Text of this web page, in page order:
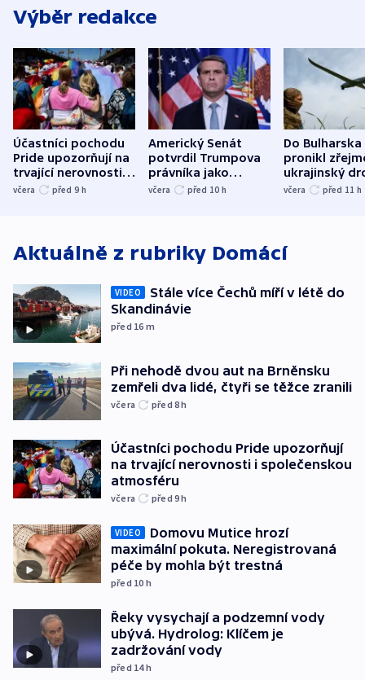
Výběr redakce
Účastníci pochodu
Pride upozorňují na
trvající nerovnosti i
společenskou
včera před 9 h
Americký Senát
potvrdil Trumpova
právníka jako
ministra
včera před 10 h
Do Bulharska
pronikl
ukrajinský
explodoval
včera před 11 h
Aktuálně z rubriky Domácí
VIDEO
Stále více Čechů míří v létě do
Skandinávie
před 16 m
Při nehodě dvou aut na Brněnsku
zemřeli dva lidé, čtyři se těžce zranili
včera před 8h
Účastníci pochodu Pride upozorňují
na trvající nerovnosti i společenskou
atmosféru
včera před 9h
VIDEO
Domovu Mutice hrozí
maximální pokuta. Neregistrovaná
péče by mohla být trestná
před 10 h
Řeky vysychají a podzemní vody
ubývá. Hydrolog: Klíčem je
zadržování vody
před 14h